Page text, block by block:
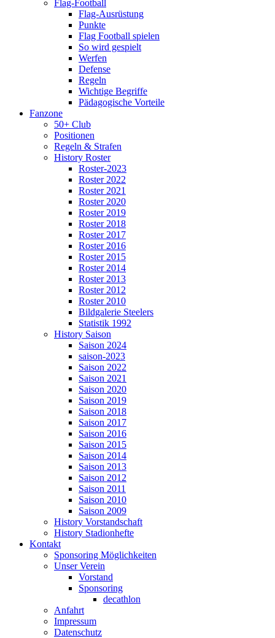
Flag-Football
Flag-Ausrüstung
Punkte
Flag Football spielen
So wird gespielt
Werfen
Defense
Regeln
Wichtige Begriffe
Pädagogische Vorteile
Fanzone
50+ Club
Positionen
Regeln & Strafen
History Roster
Roster-2023
Roster 2022
Roster 2021
Roster 2020
Roster 2019
Roster 2018
Roster 2017
Roster 2016
Roster 2015
Roster 2014
Roster 2013
Roster 2012
Roster 2010
Bildgalerie Steelers
Statistik 1992
History Saison
Saison 2024
saison-2023
Saison 2022
Saison 2021
Saison 2020
Saison 2019
Saison 2018
Saison 2017
Saison 2016
Saison 2015
Saison 2014
Saison 2013
Saison 2012
Saison 2011
Saison 2010
Saison 2009
History Vorstandschaft
History Stadionhefte
Kontakt
Sponsoring Möglichkeiten
Unser Verein
Vorstand
Sponsoring
decathlon
Anfahrt
Impressum
Datenschutz